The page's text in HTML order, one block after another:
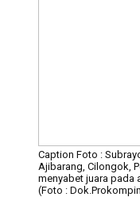
Caption Foto :
Ajibarang, Cilongok,
menyabet juara pada
(Foto :